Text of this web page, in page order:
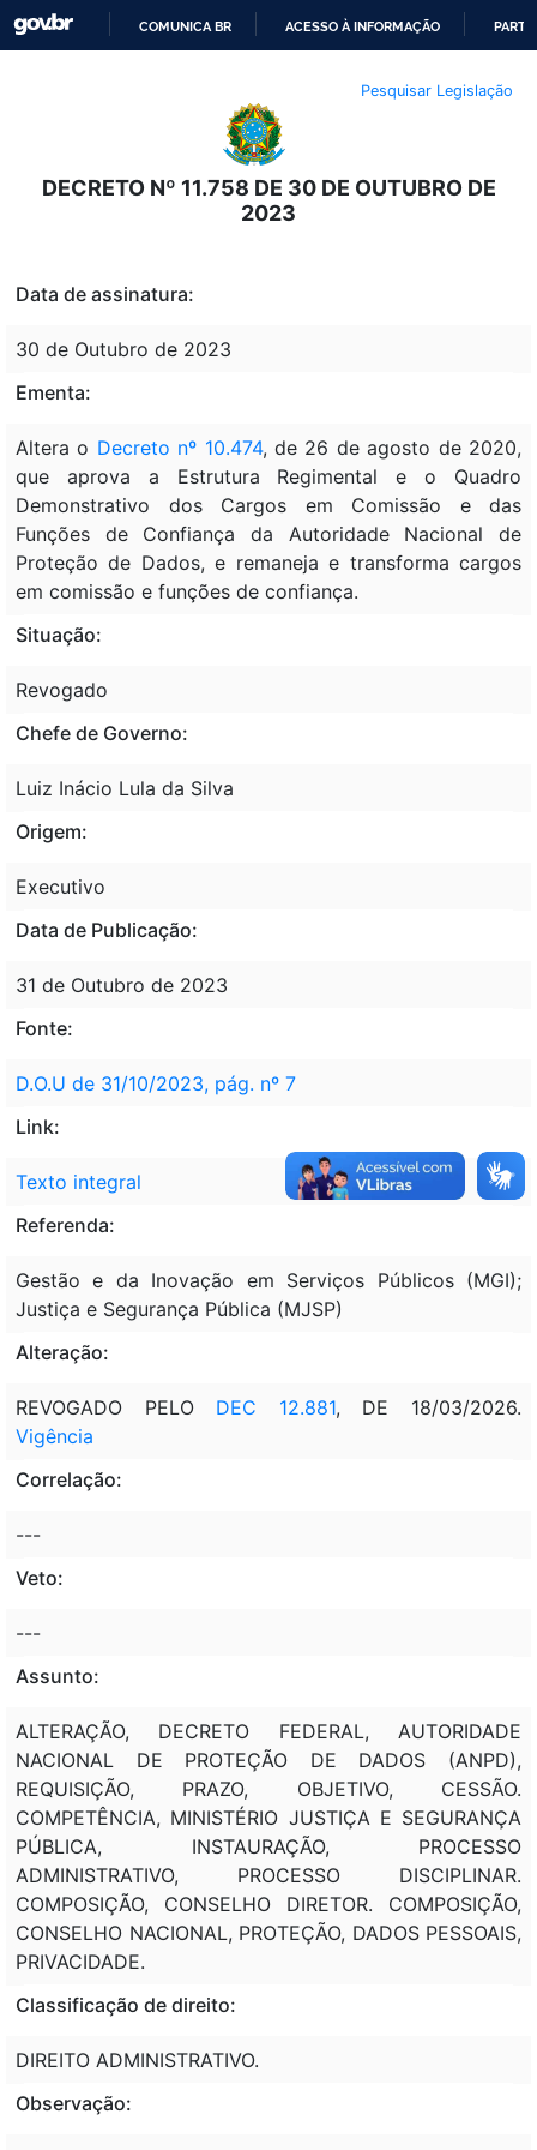
O
CONTEÚDO
COMUNICA BR ACESSO À INFORMAÇÃO
Pesquisar Legislação
DECRETO Nº 11.758 DE 30 DE OUTUBRO DE
2023
Data de assinatura:
30 de Outubro de 2023
Ementa:
Altera o Decreto nº 10.474, de 26 de agosto de 2020,
que aprova a Estrutura Regimental e o Quadro
Demonstrativo dos Cargos em Comissão e das
Funções de Confiança da Autoridade Nacional de
Proteção de Dados, e remaneja e transforma cargos
em comissão e funções de confiança.
Situação:
Revogado
Chefe de Governo:
Luiz Inácio Lula da Silva
Origem:
Executivo
Data de Publicação:
31 de Outubro de 2023
Fonte:
D.O.U de 31/10/2023, pág. nº 7
Link:
Texto integral
Referenda:
Gestão e da Inovação em Serviços Públicos (MGI);
Justiça e Segurança Pública (MJSP)
Alteração:
REVOGADO PELO DEC 12.881, DE 18/03/2026.
Vigência
Correlação:
---
Veto:
---
Assunto:
ALTERAÇÃO, DECRETO FEDERAL, AUTORIDADE
NACIONAL DE PROTEÇÃO DE DADOS (ANPD),
REQUISIÇÃO, PRAZO, OBJETIVO, CESSÃO.
COMPETÊNCIA, MINISTÉRIO JUSTIÇA E SEGURANÇA
PÚBLICA, INSTAURAÇÃO, PROCESSO
ADMINISTRATIVO, PROCESSO DISCIPLINAR.
COMPOSIÇÃO, CONSELHO DIRETOR. COMPOSIÇÃO,
CONSELHO NACIONAL, PROTEÇÃO, DADOS PESSOAIS,
PRIVACIDADE.
Classificação de direito:
DIREITO ADMINISTRATIVO.
Observação: